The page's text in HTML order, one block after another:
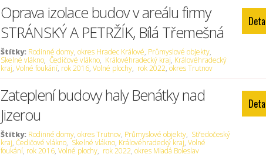
Oprava izolace budov v areálu firmy
STRÁNSKÝ A PETRŽÍK, Bílá Třemešná
Štítky: Rodinné domy, okres Hradec Králové, Průmyslové objekty,
Skelné vlákno, Čedičové vlákno, Královéhradecký kraj, Královéhradecký
kraj, Volné foukání, rok 2016, Volné plochy, rok 2022, okres Trutnov
Zateplení budovy haly Benátky nad
Jizerou
Štítky: Rodinné domy, okres Trutnov, Průmyslové objekty, Středočeský
kraj, Čedičové vlákno, Skelné vlákno, Královéhradecký kraj, Volné
foukání, rok 2016, Volné plochy, rok 2022, okres Mladá Boleslav